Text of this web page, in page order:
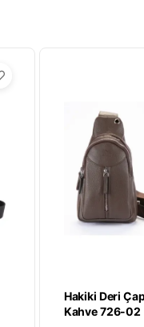
Hakiki Deri
Kahve 726-02